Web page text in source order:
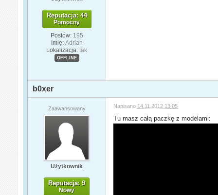
Reputacja: 44
Pomocny
Postów: 195
Imię: Adrian
Lokalizacja: tak
OFFLINE
b0xer
Zaawansowany
Użytkownik
Reputacja: 9
Nowy
Napisano 14.11.2012 13:05
Tu masz całą paczkę z modelami: